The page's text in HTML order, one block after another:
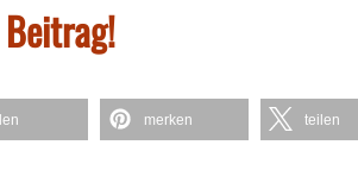
merken teilen